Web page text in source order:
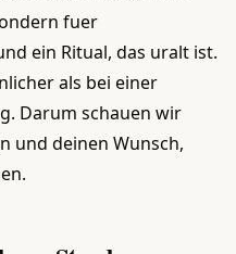
fuer
ein Ritual, das uralt ist.
als bei einer
Darum schauen wir
und deinen Wunsch,